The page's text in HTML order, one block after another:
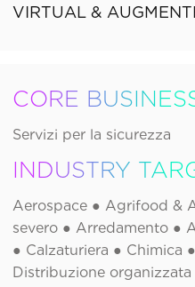
VIRTUAL &
CORE
Servizi per la sicurezza
INDUSTRY
Aerospace ● Agrifood &
severo ● Arredamento ●
● Calzaturiera ● Chimica
Distribuzione